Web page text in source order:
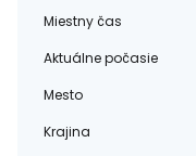
Miestny čas
Aktuálne počasie
Mesto
Krajina